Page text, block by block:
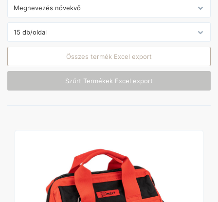
Összes termék Excel export
Szűrt Termékek Excel export